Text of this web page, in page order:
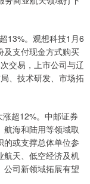
13%。观想科技1月6
及支付现金方式购买
交易，上市公司与辽
、技术研发、市场拓
超12%。中邮证券
海和陆用等领域取
的或支撑总体单位参
航天、低空经济及机
公司新领域拓展有望